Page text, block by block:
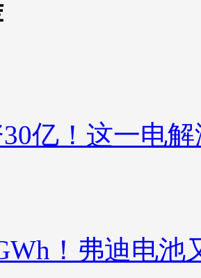
亿！这一电
！弗迪电池